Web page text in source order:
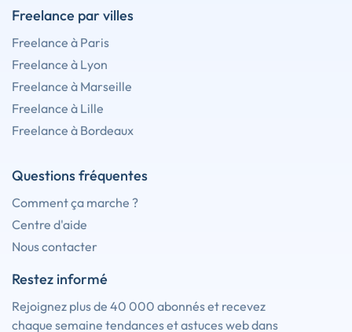
Freelance par villes
Freelance à Paris
Freelance à Lyon
Freelance à Marseille
Freelance à Lille
Freelance à Bordeaux
Questions fréquentes
Comment ça marche ?
Centre d'aide
Nous contacter
Restez informé
Rejoignez plus de 40 000 abonnés et recevez
chaque semaine tendances et astuces web dans